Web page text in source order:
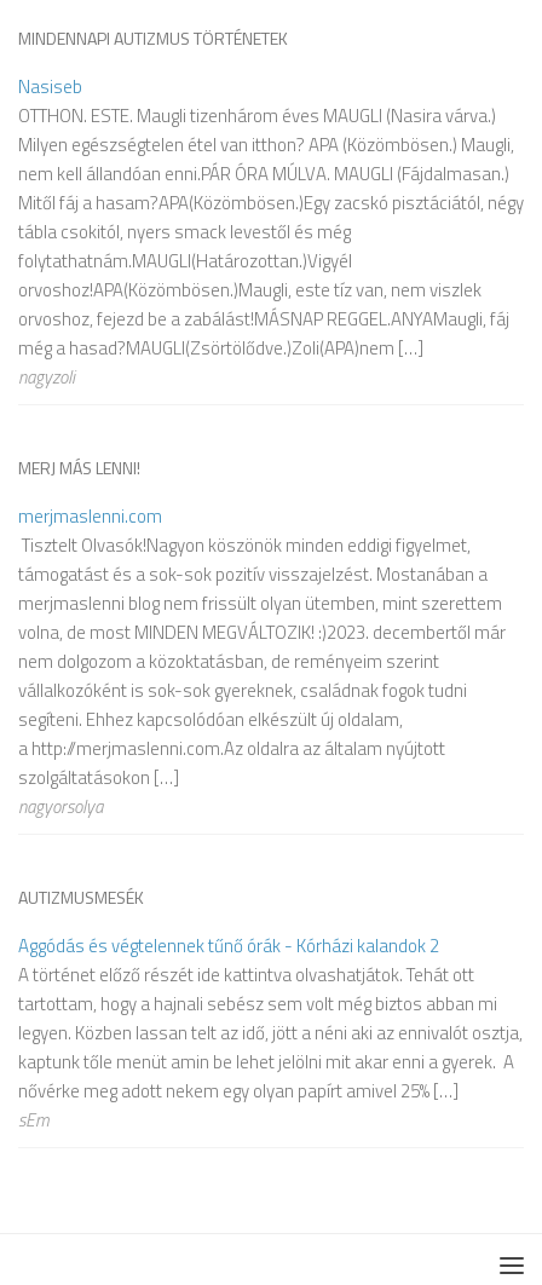
MINDENNAPI AUTIZMUS TÖRTÉNETEK
Nasiseb
OTTHON. ESTE. Maugli tizenhárom éves MAUGLI (Nasira várva.)
Milyen egészségtelen étel van itthon? APA (Közömbösen.) Maugli,
nem kell állandóan enni.PÁR ÓRA MÚLVA. MAUGLI (Fájdalmasan.)
Mitől fáj a hasam?APA(Közömbösen.)Egy zacskó pisztáciától, négy
tábla csokitól, nyers smack levestől és még
folytathatnám.MAUGLI(Határozottan.)Vigyél
orvoshoz!APA(Közömbösen.)Maugli, este tíz van, nem viszlek
orvoshoz, fejezd be a zabálást!MÁSNAP REGGEL.ANYAMaugli, fáj
még a hasad?MAUGLI(Zsörtölődve.)Zoli(APA)nem […]
nagyzoli
MERJ MÁS LENNI!
merjmaslenni.com
Tisztelt Olvasók!Nagyon köszönök minden eddigi figyelmet,
támogatást és a sok-sok pozitív visszajelzést. Mostanában a
merjmaslenni blog nem frissült olyan ütemben, mint szerettem
volna, de most MINDEN MEGVÁLTOZIK! :)2023. decembertől már
nem dolgozom a közoktatásban, de reményeim szerint
vállalkozóként is sok-sok gyereknek, családnak fogok tudni
segíteni. Ehhez kapcsolódóan elkészült új oldalam,
a http://merjmaslenni.com.Az oldalra az általam nyújtott
szolgáltatásokon […]
nagyorsolya
AUTIZMUSMESÉK
Aggódás és végtelennek tűnő órák - Kórházi kalandok 2
A történet előző részét ide kattintva olvashatjátok. Tehát ott
tartottam, hogy a hajnali sebész sem volt még biztos abban mi
legyen. Közben lassan telt az idő, jött a néni aki az ennivalót osztja,
kaptunk tőle menüt amin be lehet jelölni mit akar enni a gyerek. A
nővérke meg adott nekem egy olyan papírt amivel 25% […]
sEm